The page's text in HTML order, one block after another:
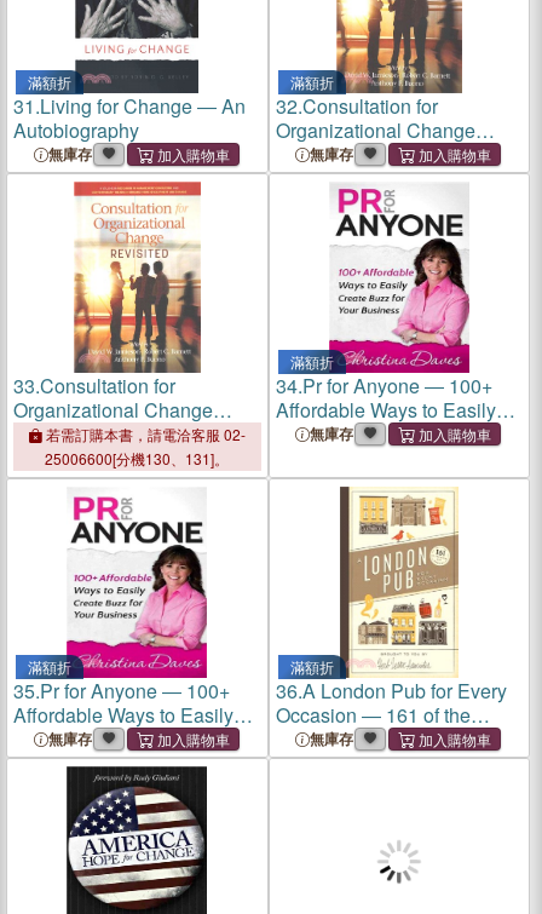
滿額折
31.Living for Change ― An
Autobiography
無庫存
滿額折
32.Consultation for
Organizational Change
Revisited
無庫存
33.Consultation for
Organizational Change
Revisited
若需訂購本書，請電洽客服 02-
25006600[分機130、131]。
滿額折
34.Pr for Anyone ― 100+
Affordable Ways to Easily
Create Buzz for Your
無庫存
滿額折
35.Pr for Anyone ― 100+
Affordable Ways to Easily
Create Buzz for Your
Business
無庫存
滿額折
36.A London Pub for Every
Occasion ― 161 of the
Usual and Unusual
無庫存